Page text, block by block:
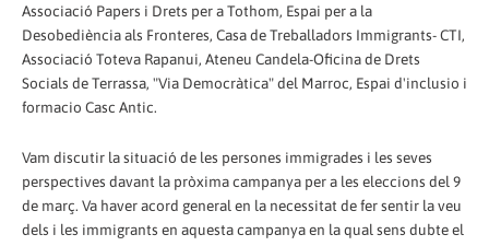
Associació Papers i Drets per a Tothom, Espai per a la
Desobediència als Fronteres, Casa de Treballadors Immigrants- CTI,
Associació Toteva Rapanui, Ateneu Candela-Oficina de Drets
Socials de Terrassa, "Via Democràtica" del Marroc, Espai d'inclusio i
formacio Casc Antic.
Vam discutir la situació de les persones immigrades i les seves
perspectives davant la pròxima campanya per a les eleccions del 9
de març. Va haver acord general en la necessitat de fer sentir la veu
dels i les immigrants en aquesta campanya en la qual sens dubte el